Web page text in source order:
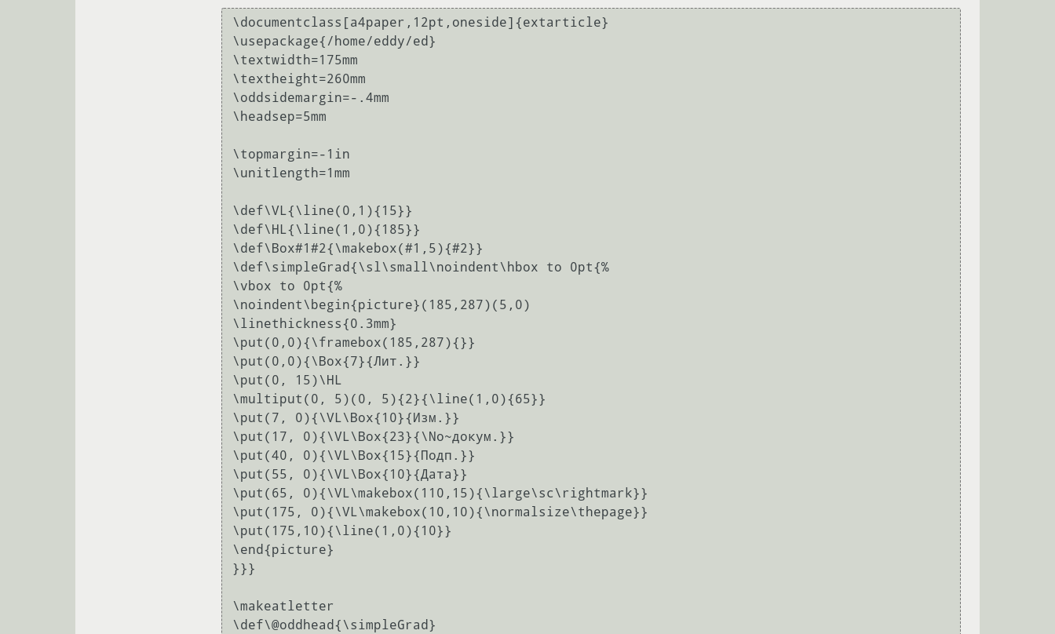
\documentclass[a4paper,12pt,oneside]{extarticle}
\usepackage{/home/eddy/ed}
\textwidth=175mm
\textheight=260mm
\oddsidemargin=-.4mm
\headsep=5mm
\topmargin=-1in
\unitlength=1mm
\def\VL{\line(0,1){15}}
\def\HL{\line(1,0){185}}
\def\Box#1#2{\makebox(#1,5){#2}}
\def\simpleGrad{\sl\small\noindent\hbox to 0pt{%
\vbox to 0pt{%
\noindent\begin{picture}(185,287)(5,0)
\linethickness{0.3mm}
\put(0,0){\framebox(185,287){}}
\put(0,0){\Box{7}{Лит.}}
\put(0, 15)\HL
\multiput(0, 5)(0, 5){2}{\line(1,0){65}}
\put(7, 0){\VL\Box{10}{Изм.}}
\put(17, 0){\VL\Box{23}{\No~докум.}}
\put(40, 0){\VL\Box{15}{Подп.}}
\put(55, 0){\VL\Box{10}{Дата}}
\put(65, 0){\VL\makebox(110,15){\large\sc\rightmark}}
\put(175, 0){\VL\makebox(10,10){\normalsize\thepage}}
\put(175,10){\line(1,0){10}}
\end{picture}
}}}
\makeatletter
\def\@oddhead{\simpleGrad}